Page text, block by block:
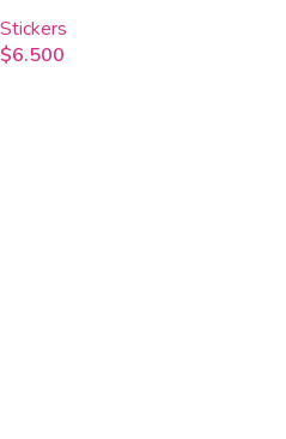
Stickers
$6.500